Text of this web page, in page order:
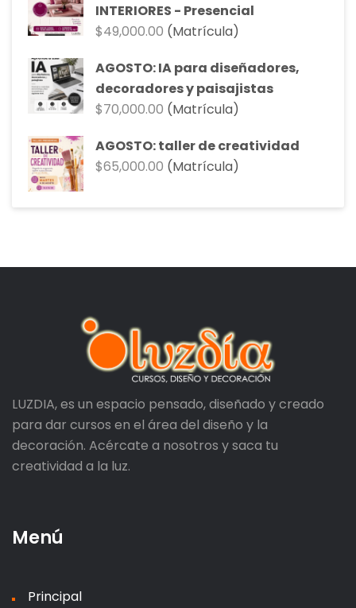
INTERIORES - Presencial
$49,000.00 (Matrícula)
AGOSTO: IA para diseñadores,
decoradores y paisajistas
$70,000.00 (Matrícula)
AGOSTO: taller de creatividad
$65,000.00 (Matrícula)
LUZDIA, es un espacio pensado, diseñado y creado
para dar cursos en el área del diseño y la
decoración. Acércate a nosotros y saca tu
creatividad a la luz.
Menú
Principal